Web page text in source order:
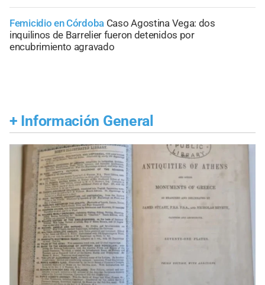
Femicidio en Córdoba Caso Agostina Vega: dos
inquilinos de Barrelier fueron detenidos por
encubrimiento agravado
+ Información General